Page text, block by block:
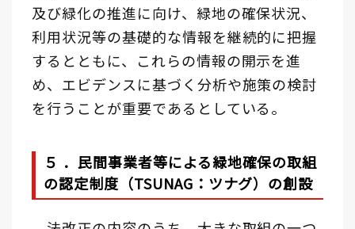
及び緑化の推進に向け、緑地の確保状況、
利用状況等の基礎的な情報を継続的に把握
するとともに、これらの情報の開示を進
め、エビデンスに基づく分析や施策の検討
を行うことが重要であるとしている。
５ ．民間事業者等による緑地確保の取組
の認定制度（TSUNAG：ツナグ）の創設